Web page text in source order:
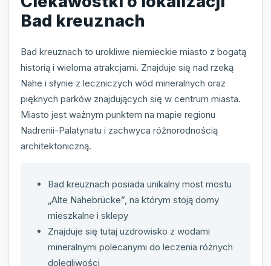
Bad kreuznach
Bad kreuznach to urokliwe niemieckie miasto z bogatą
historią i wieloma atrakcjami. Znajduje się nad rzeką
Nahe i słynie z leczniczych wód mineralnych oraz
pięknych parków znajdujących się w centrum miasta.
Miasto jest ważnym punktem na mapie regionu
Nadrenii-Palatynatu i zachwyca różnorodnością
architektoniczną.
Bad kreuznach posiada unikalny most mostu
„Alte Nahebrücke”, na którym stoją domy
mieszkalne i sklepy
Znajduje się tutaj uzdrowisko z wodami
mineralnymi polecanymi do leczenia różnych
dolegliwości